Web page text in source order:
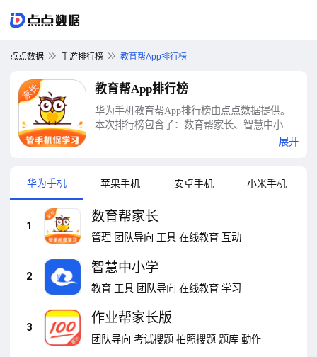
点点数据 手游排行榜 教育帮App排行榜
教育帮App排行榜
华为手机教育帮App排行榜由点点数据提供。
本次排行榜包含了：数育帮家长、智慧中小
学、作业帮家长版、宝宝巴士、小猿搜题、安
展开
华为手机 苹果手机 安卓手机 小米手机
1
数育帮家长
管理 团队导向 工具 在线教育 互动
2
智慧中小学
教育 工具 团队导向 在线教育 学习
3
作业帮家长版
团队导向 考试搜题 拍照搜题 题库 動作